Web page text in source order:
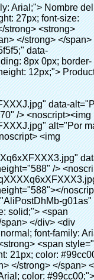
<td style="width: 181.85pt;" valign="center"><p><span style="line-height: normal; font-weight: bold; font-family: arial, helvetica, sans-serif; color: #008000; font-size: 14px;">1. Económico&nbsp; &nbsp;&nbsp;</span></p></td> <td style="width: 416.15pt;" valign="center"> <p> <span style="line-height: normal; font-family: arial, helvetica, sans-serif; font-size: 14px;"> El costo de nuestra película de PVC cubierta del zapato es económico que los tradicionales, el espesor es 28&mu;m </span> </p> <p> <span style="line-height: normal; font-family: arial, helvetica, sans-serif; font-size: 14px;"> Es más durable </span> </p> </td> </tr> <tr style="height: 52pt;" align="left"> <td valign="center"><p><span style="line-height: normal; font-weight: bold; font-family: arial, helvetica, sans-serif; color: #008000; font-size: 14px;">2. Gran capacidad</span></p></td> <td valign="center"> <p> <span style="line-height: normal; font-family: arial, helvetica, sans-serif; font-size: 14px;"> Un rollo de película puede hacer 500 pares cubierta del zapato, para otros máquina de la cubierta, </span> </p> <p> <span style="line-height: normal; font-family: arial, helvetica, sans-serif; font-size: 14px;"> La capacidad es de sólo 50-100 pares de zapatos cubierta </span> </p> </td> </tr> <tr style="height: 53pt;" align="left"> <td valign="center"><p><span style="line-height: normal; font-weight: bold; font-family: arial, helvetica, sans-serif; color: #008000; font-size: 14px;">3. Larga vida útil</span></p></td> <td valign="center"><p>